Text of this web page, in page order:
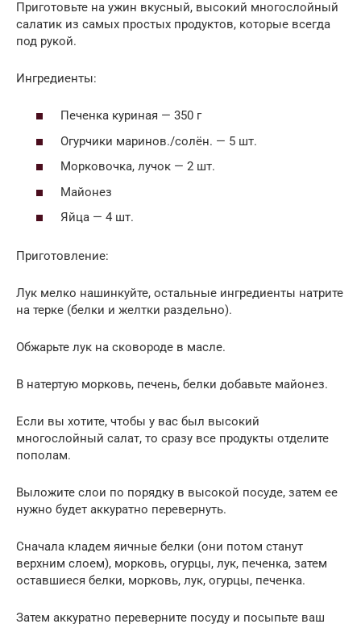
Приготовьте на ужин вкусный, высокий многослойный
салатик из самых простых продуктов, которые всегда
под рукой.
Ингредиенты:
Печенка куриная — 350 г
Огурчики маринов./солён. — 5 шт.
Морковочка, лучок — 2 шт.
Майонез
Яйца — 4 шт.
Приготовление:
Лук мелко нашинкуйте, остальные ингредиенты натрите
на терке (белки и желтки раздельно).
Обжарьте лук на сковороде в масле.
В натертую морковь, печень, белки добавьте майонез.
Если вы хотите, чтобы у вас был высокий
многослойный салат, то сразу все продукты отделите
пополам.
Выложите слои по порядку в высокой посуде, затем ее
нужно будет аккуратно перевернуть.
Сначала кладем яичные белки (они потом станут
верхним слоем), морковь, огурцы, лук, печенка, затем
оставшиеся белки, морковь, лук, огурцы, печенка.
Затем аккуратно переверните посуду и посыпьте ваш